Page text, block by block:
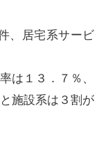
、居宅系サービ
は１３．７％、
施設系は３割が